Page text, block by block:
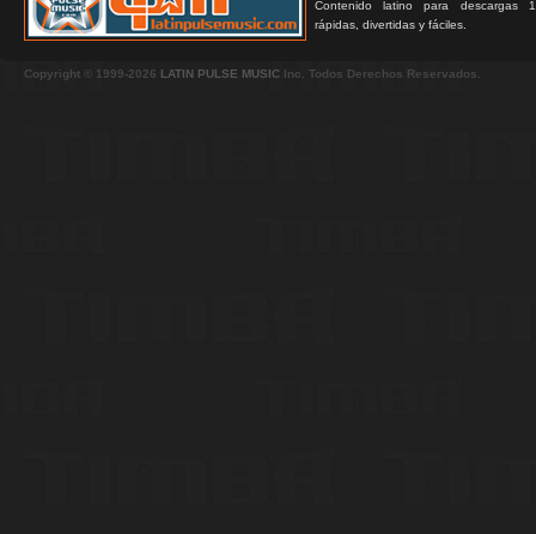
Contenido latino para descargas
rápidas, divertidas y fáciles.
Copyright © 1999-2026 LATIN PULSE MUSIC Inc. Todos Derechos Reservados.